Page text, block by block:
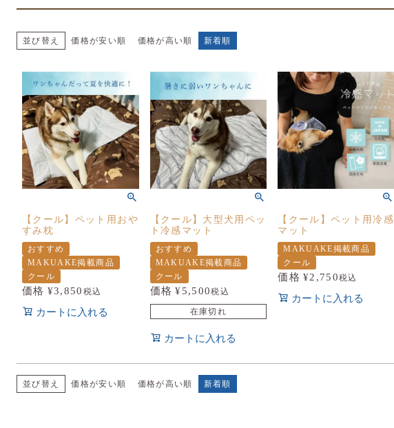
並び替え 価格が安い順 価格が高い順 新着順
【クール】ペット用おや
すみ枕
おすすめ
MAKUAKE掲載商品
クール
価格 ¥3,850 税込
カートに入れる
【クール】大型犬用ペッ
ト冷感マット
おすすめ
MAKUAKE掲載商品
クール
価格 ¥5,500税込
在庫切れ
カートに入れる
【クール】ペット用冷感
マット
MAKUAKE掲載商品
クール
価格 ¥2,750税込
カートに入れる
並び替え 価格が安い順 価格が高い順 新着順